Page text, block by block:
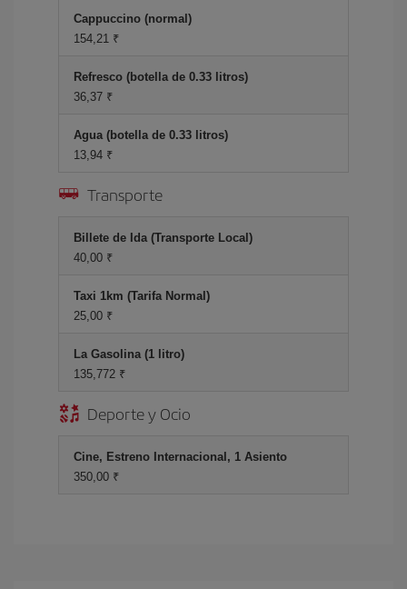
Cappuccino (normal)
154,21 ₹
Refresco (botella de 0.33 litros)
36,37 ₹
Agua (botella de 0.33 litros)
13,94 ₹
Transporte
Billete de Ida (Transporte Local)
40,00 ₹
Taxi 1km (Tarifa Normal)
25,00 ₹
La Gasolina (1 litro)
135,772 ₹
Deporte y Ocio
Cine, Estreno Internacional, 1 Asiento
350,00 ₹